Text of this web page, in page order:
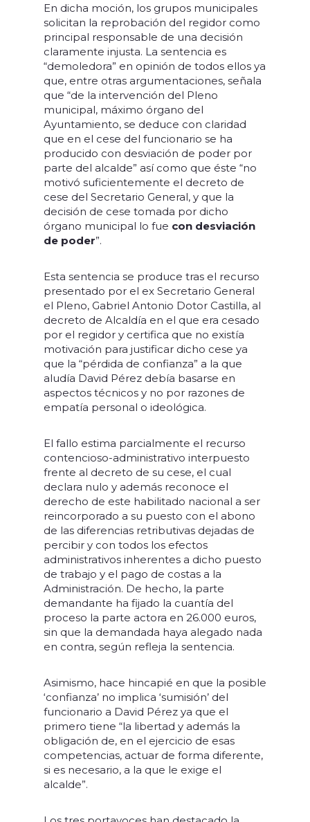
En dicha moción, los grupos municipales
solicitan la reprobación del regidor como
principal responsable de una decisión
claramente injusta. La sentencia es
“demoledora” en opinión de todos ellos ya
que, entre otras argumentaciones, señala
que “de la intervención del Pleno
municipal, máximo órgano del
Ayuntamiento, se deduce con claridad
que en el cese del funcionario se ha
producido con desviación de poder por
parte del alcalde” así como que éste “no
motivó suficientemente el decreto de
cese del Secretario General, y que la
decisión de cese tomada por dicho
órgano municipal lo fue con desviación
de poder”.
Esta sentencia se produce tras el recurso
presentado por el ex Secretario General
el Pleno, Gabriel Antonio Dotor Castilla, al
decreto de Alcaldía en el que era cesado
por el regidor y certifica que no existía
motivación para justificar dicho cese ya
que la “pérdida de confianza” a la que
aludía David Pérez debía basarse en
aspectos técnicos y no por razones de
empatía personal o ideológica.
El fallo estima parcialmente el recurso
contencioso-administrativo interpuesto
frente al decreto de su cese, el cual
declara nulo y además reconoce el
derecho de este habilitado nacional a ser
reincorporado a su puesto con el abono
de las diferencias retributivas dejadas de
percibir y con todos los efectos
administrativos inherentes a dicho puesto
de trabajo y el pago de costas a la
Administración. De hecho, la parte
demandante ha fijado la cuantía del
proceso la parte actora en 26.000 euros,
sin que la demandada haya alegado nada
en contra, según refleja la sentencia.
Asimismo, hace hincapié en que la posible
‘confianza’ no implica ‘sumisión’ del
funcionario a David Pérez ya que el
primero tiene “la libertad y además la
obligación de, en el ejercicio de esas
competencias, actuar de forma diferente,
si es necesario, a la que le exige el
alcalde”.